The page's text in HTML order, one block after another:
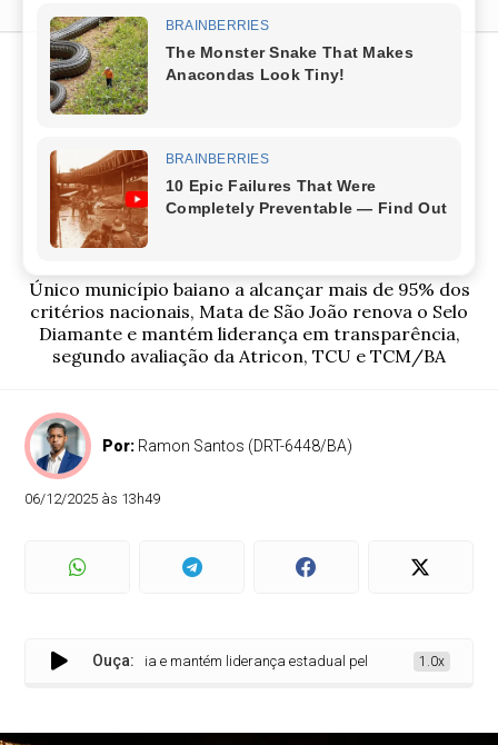
Mata de São João conquista
Selo Diamante em
Transparência e mantém
liderança estadual pelo
segundo ano consecutivo
Único município baiano a alcançar mais de 95% dos
critérios nacionais, Mata de São João renova o Selo
Diamante e mantém liderança em transparência,
segundo avaliação da Atricon, TCU e TCM/BA
Por: Ramon Santos (DRT-6448/BA)
06/12/2025 às 13h49
Ouça:
Transparência e mantém liderança estadual pelo segundo ano consecutivo
1.0x